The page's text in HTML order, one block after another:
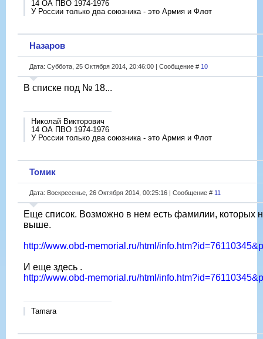
14 ОА ПВО 1974-1976
У России только два союзника - это Армия и Флот
Назаров
Дата: Суббота, 25 Октября 2014, 20:46:00 | Сообщение # 10
В списке под № 18...
Николай Викторович
14 ОА ПВО 1974-1976
У России только два союзника - это Армия и Флот
Томик
Дата: Воскресенье, 26 Октября 2014, 00:25:16 | Сообщение # 11
Еще список. Возможно в нем есть фамилии, которых
выше.
http://www.obd-memorial.ru/html/
И еще здесь .
http://www.obd-memorial.ru/html/
Tamara